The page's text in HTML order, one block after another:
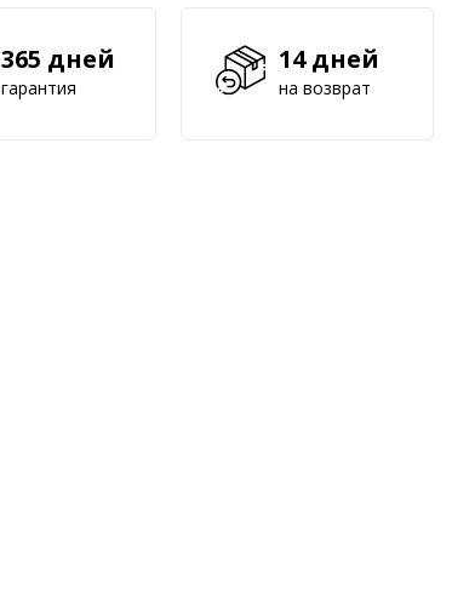
365 дней
гарантия
14 дней
на возврат